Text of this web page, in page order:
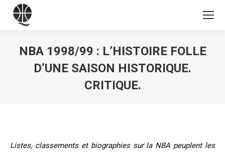
NBA 1998/99 : L’HISTOIRE FOLLE
D’UNE SAISON HISTORIQUE.
CRITIQUE.
Listes, classements et biographies sur la NBA peuplent les